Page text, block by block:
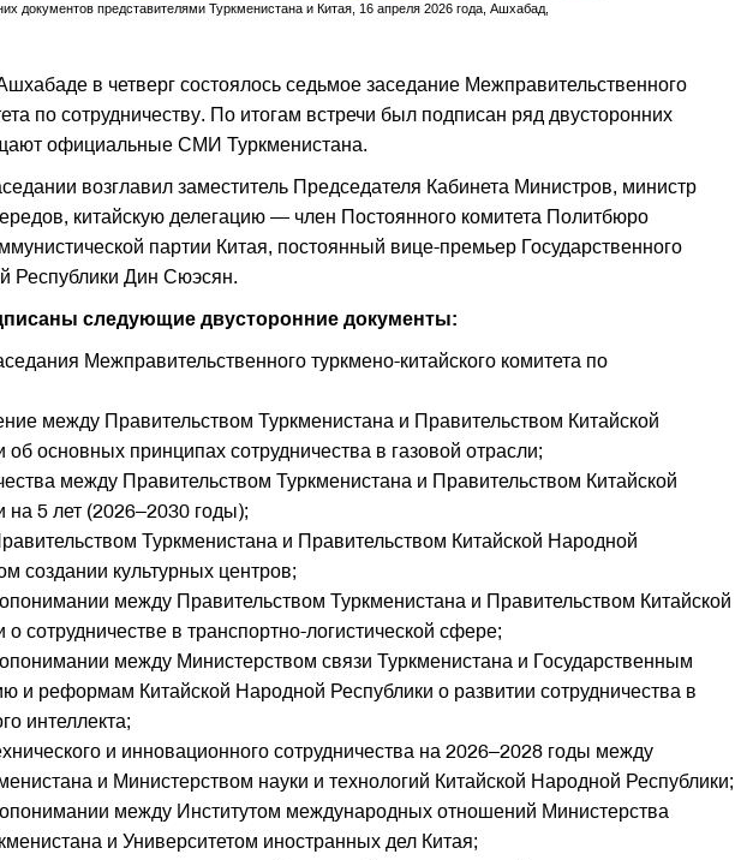
документов представителями Туркменистана и Китая, 16 апреля 2026 года, Ашхабад,
в четверг состоялось седьмое заседание Межправительственного
по сотрудничеству. По итогам встречи был подписан ряд двусторонних
официальные СМИ Туркменистана.
возглавил заместитель Председателя Кабинета Министров, министр
китайскую делегацию — член Постоянного комитета Политбюро
партии Китая, постоянный вице-премьер Государственного
Республики Дин Сюэсян.
следующие двусторонние документы:
Межправительственного туркмено-китайского комитета по
между Правительством Туркменистана и Правительством Китайской
основных принципах сотрудничества в газовой отрасли;
между Правительством Туркменистана и Правительством Китайской
на 5 лет (2026–2030 годы);
Туркменистана и Правительством Китайской Народной
создании культурных центров;
между Правительством Туркменистана и Правительством Китайской
сотрудничестве в транспортно-логистической сфере;
между Министерством связи Туркменистана и Государственным
и реформам Китайской Народной Республики о развитии сотрудничества в
интеллекта;
и инновационного сотрудничества на 2026–2028 годы между
и Министерством науки и технологий Китайской Народной Республики;
между Институтом международных отношений Министерства
и Университетом иностранных дел Китая;